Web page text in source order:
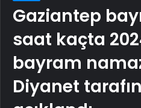
Gaziantep
saat kaçta
bayram
Diyanet